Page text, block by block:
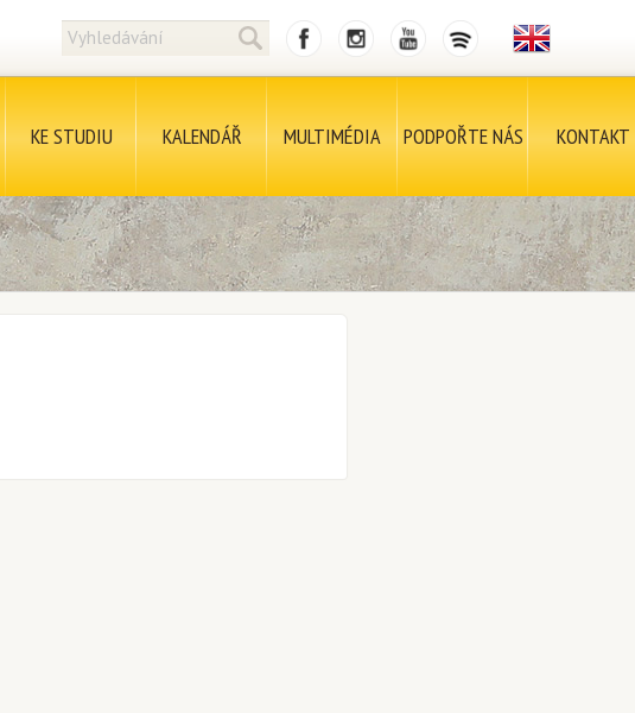
KE STUDIU KALENDÁŘ MULTIMÉDIA PODPOŘTE NÁS KONTAKT